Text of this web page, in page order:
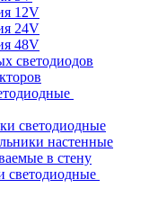
12V
24V
48V
светодиодов
светодиодные
настенные
в стену
светодиодные